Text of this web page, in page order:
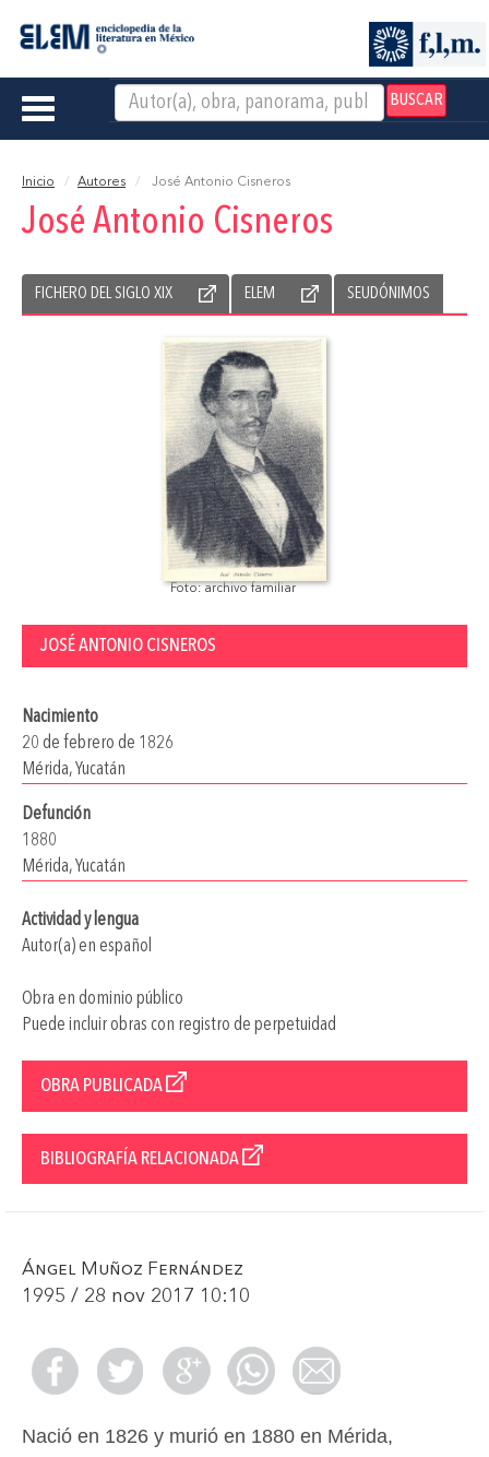
BUSCAR
Toggle
Inicio Autores José Antonio Cisneros
José Antonio Cisneros
FICHERO DEL SIGLO XIX ELEM SEUDÓNIMOS
Foto: archivo familiar
JOSÉ ANTONIO CISNEROS
Nacimiento
20 de febrero de 1826
Mérida, Yucatán
Defunción
1880
Mérida, Yucatán
Actividad y lengua
Autor(a) en español
Obra en dominio público
Puede incluir obras con registro de perpetuidad
OBRA PUBLICADA
BIBLIOGRAFÍA RELACIONADA
Ángel Muñoz Fernández
1995 / 28 nov 2017 10:10
Nació en 1826 y murió en 1880 en Mérida,